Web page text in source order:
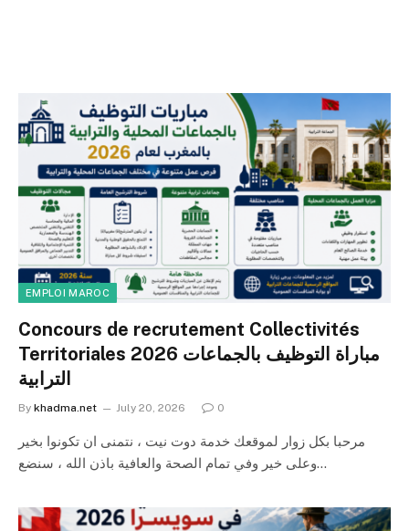
EMPLOI MAROC
Concours de recrutement Collectivités
Territoriales 2026 مباراة التوظيف بالجماعات
الترابية
By khadma.net July 20, 2026 0
مرحبا بكل زوار لموقعك خدمة دوت نيت ، نتمنى ان تكونوا بخير
وعلى خير وفي تمام الصحة والعافية باذن الله ، سنضع…